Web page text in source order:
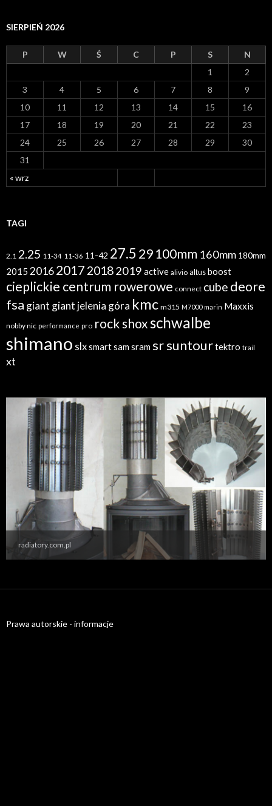
i
a
SIERPIEŃ 2026
P W Ś C P S N
« wrz
1
2
3
4 5 6 7 8
9
10
11 12 13 14 15
16
17
18 19 20 21 22
23
24
25 26 27 28 29
30
31
TAGI
2.1 2.25 11-34 11-36 11-42 27.5 29 100mm 160mm 180mm
2015 20162017 20182019 active alivio altus boost
cieplickie centrum rowerowe connect cube deore
fsa giant giant jelenia góra kmc m315 M7000 marin Maxxis
nobby nic performance pro rock shox schwalbe
shimano slxsmart sam sramsr suntourtektro trail
xt
radiatory.com.pl
Prawa autorskie - informacje